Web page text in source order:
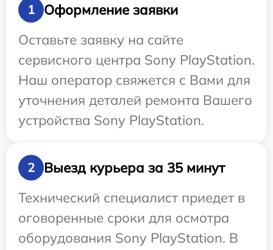
1
Оформление заявки
Оставьте заявку на сайте
сервисного центра Sony PlayStation.
Наш оператор свяжется с Вами для
уточнения деталей ремонта Вашего
устройства Sony PlayStation.
2
Выезд курьера за 35 минут
Технический специалист приедет в
оговоренные сроки для осмотра
оборудования Sony PlayStation. В